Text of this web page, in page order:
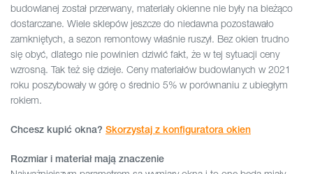
budowlanej został przerwany, materiały okienne nie były na bieżąco
dostarczane. Wiele sklepów jeszcze do niedawna pozostawało
zamkniętych, a sezon remontowy właśnie ruszył. Bez okien trudno
się obyć, dlatego nie powinien dziwić fakt, że w tej sytuacji ceny
wzrosną. Tak też się dzieje. Ceny materiałów budowlanych w 2021
roku poszybowały w górę o średnio 5% w porównaniu z ubiegłym
rokiem.
Chcesz kupić okna? Skorzystaj z konfiguratora okien
Rozmiar i materiał mają znaczenie